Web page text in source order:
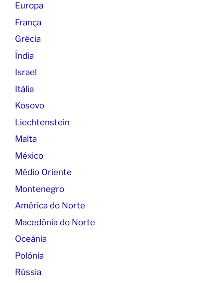
Europa
França
Grécia
Índia
Israel
Itália
Kosovo
Liechtenstein
Malta
México
Médio Oriente
Montenegro
América do Norte
Macedónia do Norte
Oceânia
Polónia
Rússia